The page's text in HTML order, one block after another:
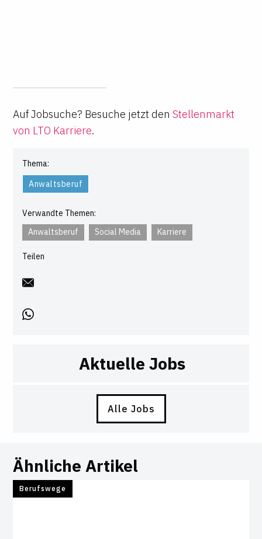
Auf Jobsuche? Besuche jetzt den Stellenmarkt
von LTO Karriere.
Thema:
Anwaltsberuf
Verwandte Themen:
Anwaltsberuf
Social Media Karriere
Teilen
Aktuelle Jobs
Alle Jobs
Ähnliche Artikel
Berufswege